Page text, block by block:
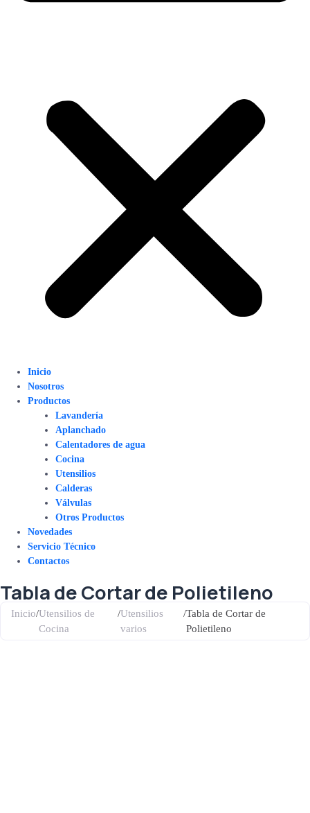
Inicio
Nosotros
Productos
Lavandería
Aplanchado
Calentadores de agua
Cocina
Utensilios
Calderas
Válvulas
Otros Productos
Novedades
Servicio Técnico
Contactos
Tabla de Cortar de Polietileno
Inicio/Utensilios de
Cocina
/Utensilios
varios
/Tabla de Cortar de
Polietileno